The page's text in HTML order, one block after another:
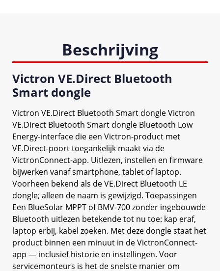
Beschrijving
Victron VE.Direct Bluetooth
Smart dongle
Victron VE.Direct Bluetooth Smart dongle Victron
VE.Direct Bluetooth Smart dongle Bluetooth Low
Energy-interface die een Victron-product met
VE.Direct-poort toegankelijk maakt via de
VictronConnect-app. Uitlezen, instellen en firmware
bijwerken vanaf smartphone, tablet of laptop.
Voorheen bekend als de VE.Direct Bluetooth LE
dongle; alleen de naam is gewijzigd. Toepassingen
Een BlueSolar MPPT of BMV-700 zonder ingebouwde
Bluetooth uitlezen betekende tot nu toe: kap eraf,
laptop erbij, kabel zoeken. Met deze dongle staat het
product binnen een minuut in de VictronConnect-
app — inclusief historie en instellingen. Voor
servicemonteurs is het de snelste manier om